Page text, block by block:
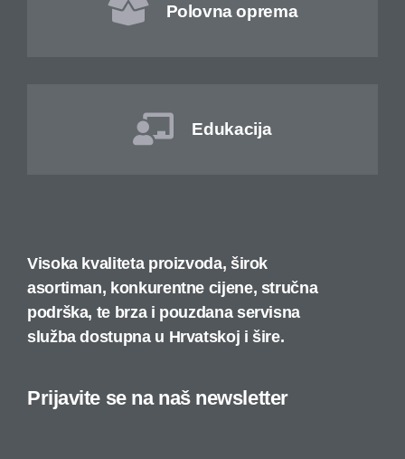
Polovna oprema
Edukacija
Visoka kvaliteta proizvoda, širok
asortiman, konkurentne cijene, stručna
podrška, te brza i pouzdana servisna
služba dostupna u Hrvatskoj i šire.
Prijavite se na naš newsletter